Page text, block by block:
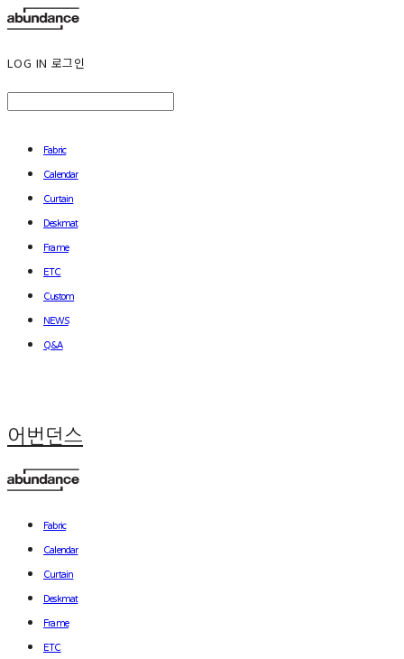
LOG IN 로그인
Fabric
Calendar
Curtain
Deskmat
Frame
ETC
Custom
NEWS
Q&A
어번던스
Fabric
Calendar
Curtain
Deskmat
Frame
ETC